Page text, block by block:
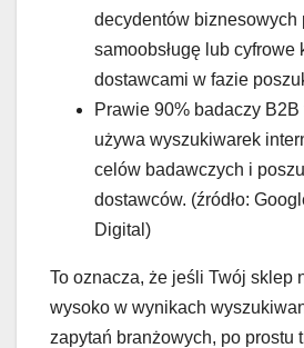
decydentów biznesowych
samoobsługę lub cyfrowe
dostawcami w fazie
Prawie 90% badaczy
używa wyszukiwarek
celów badawczych i
dostawców. (źródło:
Digital)
To oznacza, że jeśli Twój sklep
wysoko w wynikach
zapytań branżowych, po prostu